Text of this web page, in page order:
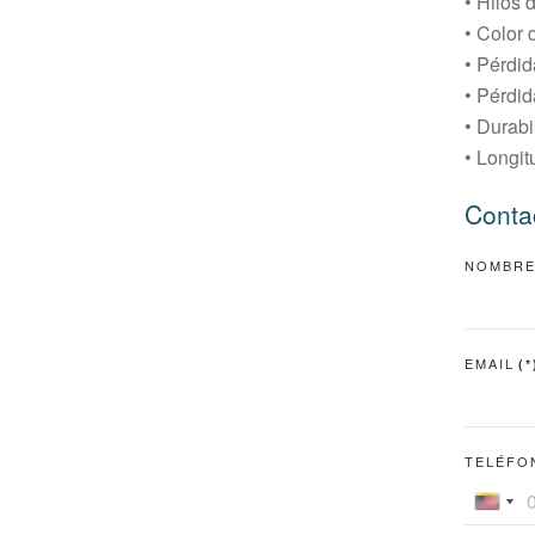
• Color
•
•
•
•
NOMBRE
EMAIL (*)